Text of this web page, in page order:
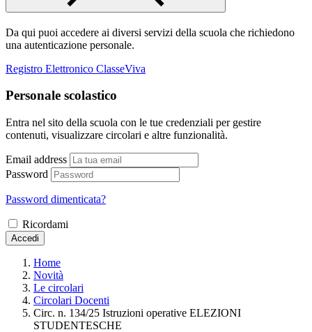
Da qui puoi accedere ai diversi servizi della scuola che richiedono
una autenticazione personale.
Registro Elettronico ClasseViva
Personale scolastico
Entra nel sito della scuola con le tue credenziali per gestire
contenuti, visualizzare circolari e altre funzionalità.
Email address
Password
Password dimenticata?
Ricordami
Accedi
Home
Novità
Le circolari
Circolari Docenti
Circ. n. 134/25 Istruzioni operative ELEZIONI
STUDENTESCHE